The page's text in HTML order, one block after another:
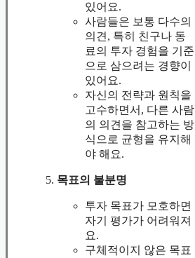
있어요.
사람들은 보통 다수의
의견, 특히 친구나 동
료의 투자 경험을 기준
으로 삼으려는 경향이
있어요.
자신의 전략과 원칙을
고수하면서, 다른 사람
의 의견을 참고하는 방
식으로 균형을 유지해
야 해요.
목표의 불분명
투자 목표가 모호하면
자기 평가가 어려워져
요.
구체적이지 않은 목표